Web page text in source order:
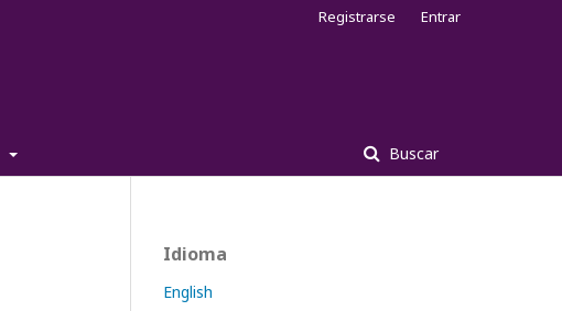
Buscar
Registrarse Entrar
Idioma
English